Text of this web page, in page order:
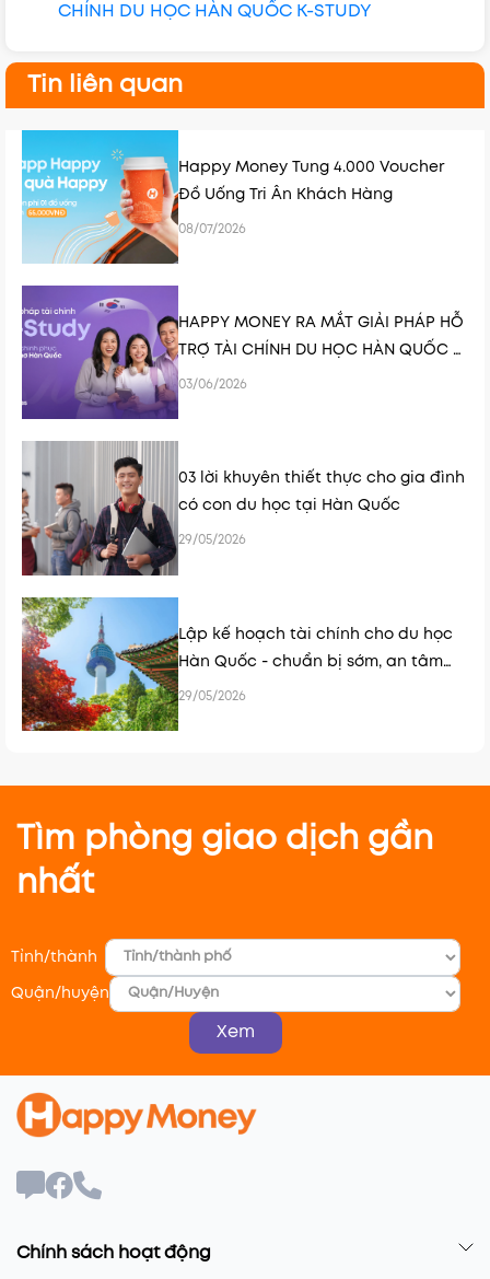
CHÍNH DU HỌC HÀN QUỐC K-STUDY
Tin liên quan
Happy Money Tung 4.000 Voucher
Đồ Uống Tri Ân Khách Hàng
08/07/2026
HAPPY MONEY RA MẮT GIẢI PHÁP HỖ
TRỢ TÀI CHÍNH DU HỌC HÀN QUỐC K-
STUDY
03/06/2026
03 lời khuyên thiết thực cho gia đình
có con du học tại Hàn Quốc
29/05/2026
Lập kế hoạch tài chính cho du học
Hàn Quốc - chuẩn bị sớm, an tâm
hơn
29/05/2026
Tìm phòng giao dịch gần
nhất
Tỉnh/thành
Quận/huyện
Xem
Chính sách hoạt động